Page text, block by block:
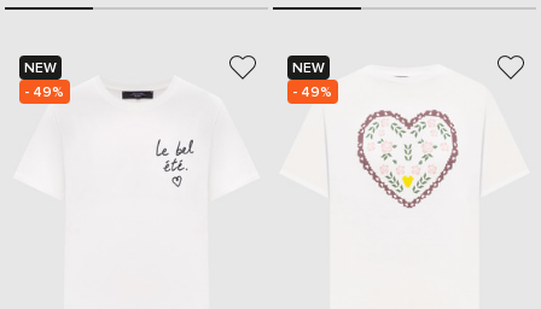
NEW
- 49%
NEW
- 49%